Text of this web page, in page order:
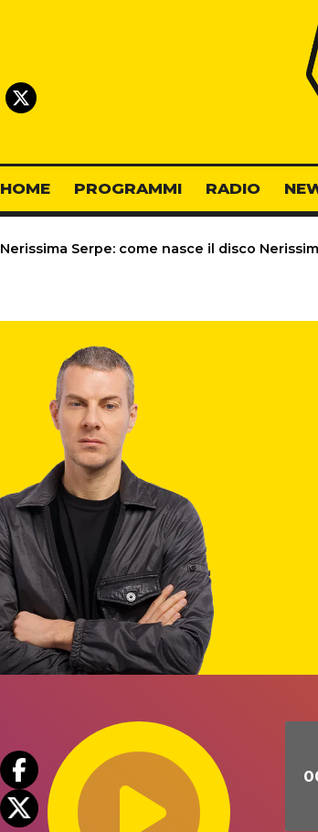
HOME PROGRAMMI RADIO
Nerissima Serpe: come nasce il disco
Audio
Player